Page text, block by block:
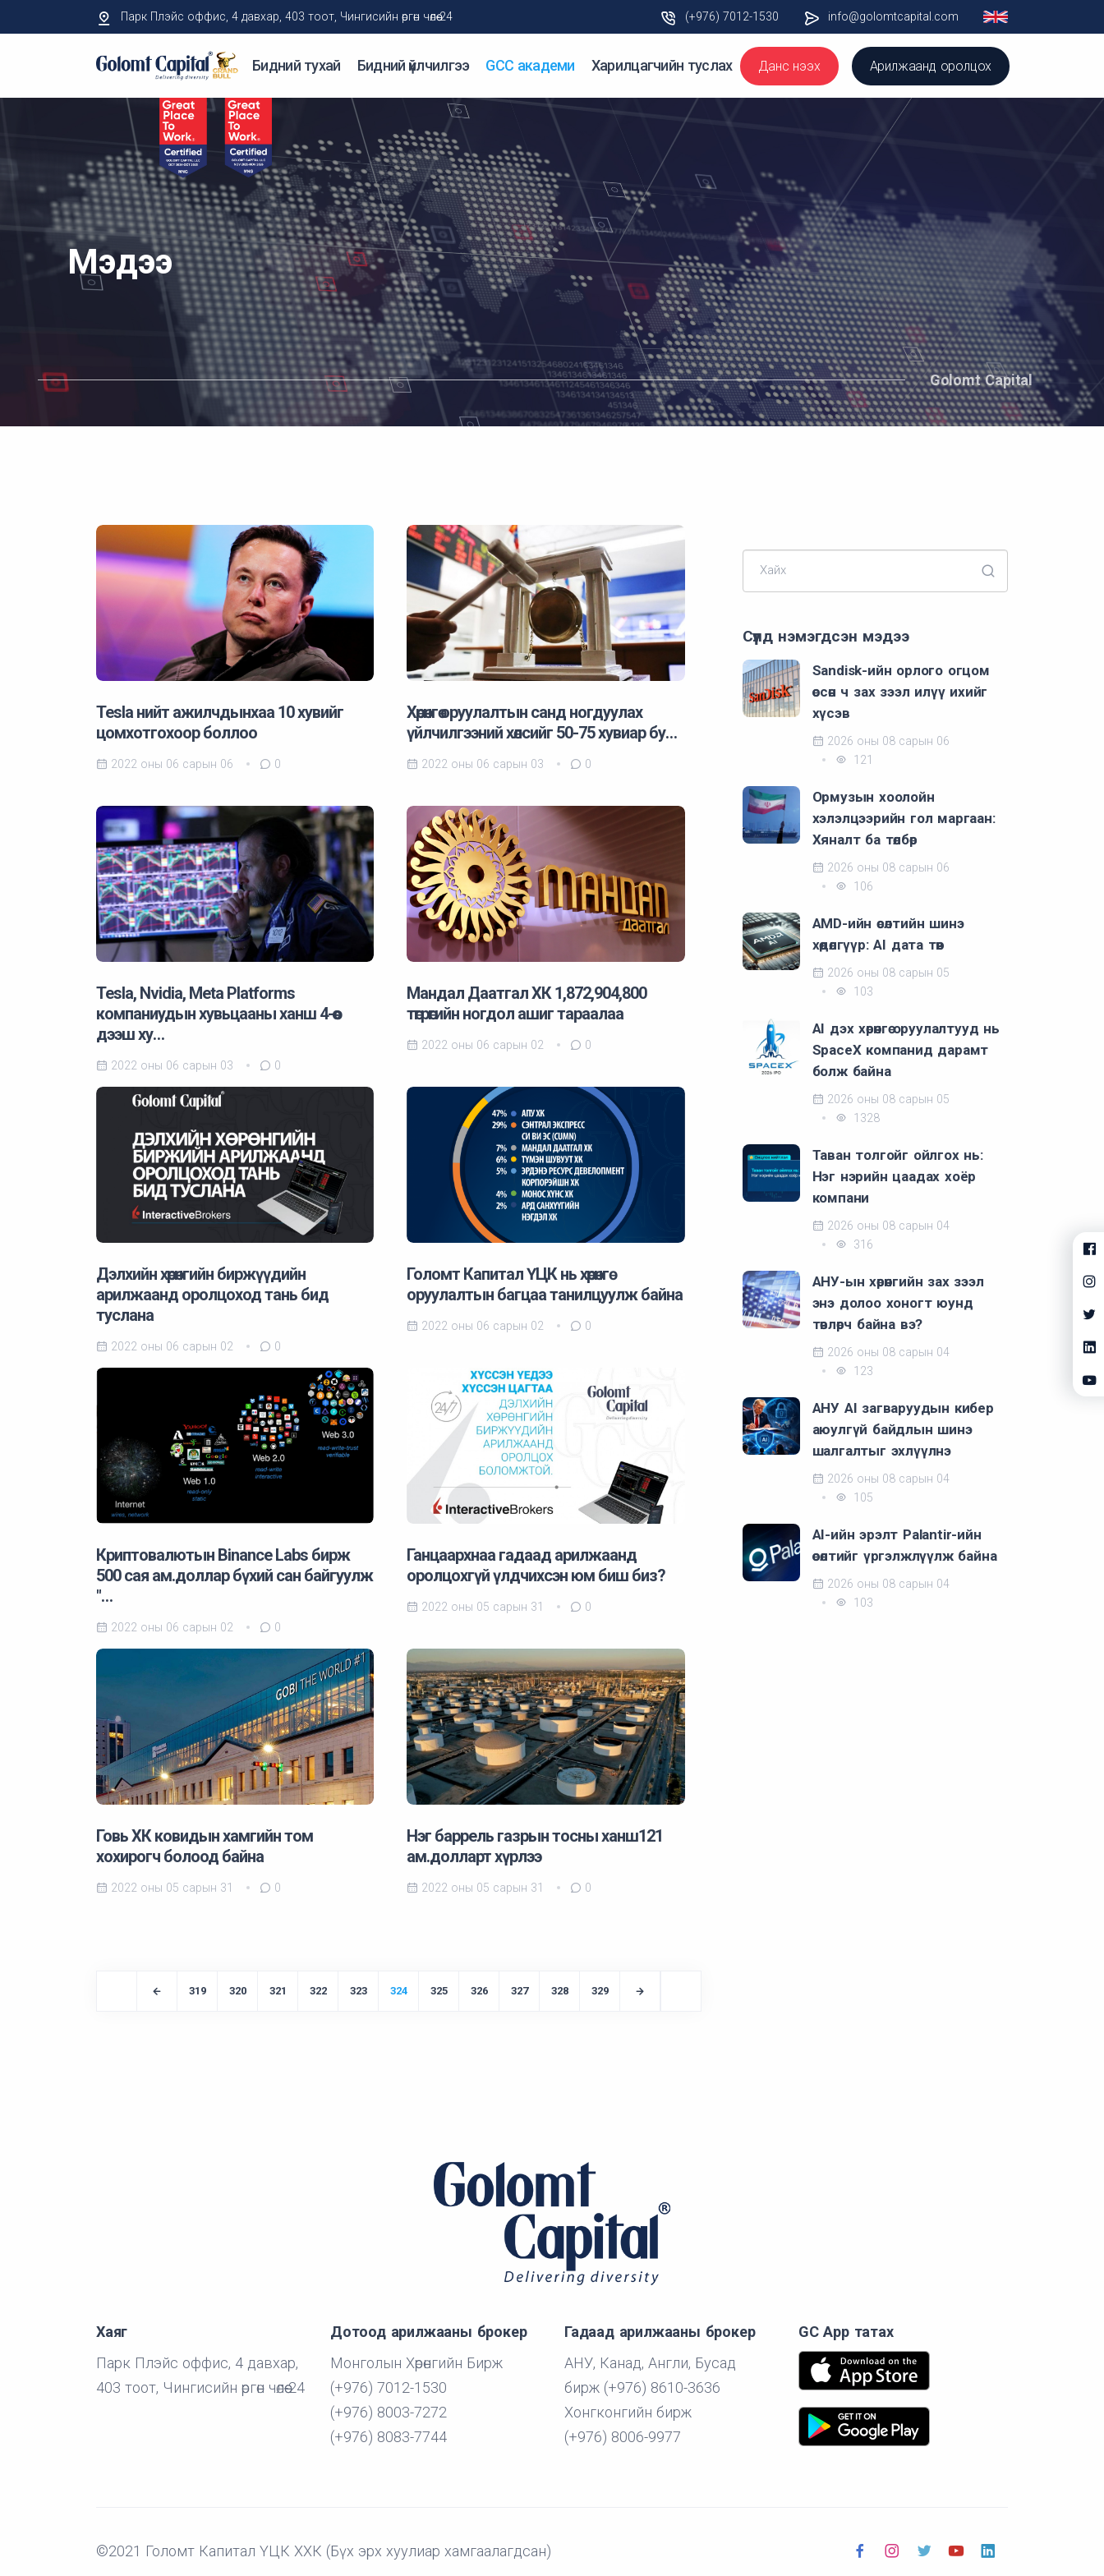
Парк Плэйс оффис, 4 давхар, 403 тоот, Чингисийн өргөн чөлөө-24 (+976) 7012-1530 info@golomtcapital.com
Бидний тухай Бидний үйлчилгээ GCC академи Харилцагчийн туслах Данс нээх Арилжаанд оролцох
Golomt Capital
Мэдээ
Tesla нийт ажилчдынхаа 10 хувийг
цомхотгохоор боллоо
2022 оны 06 сарын 06 0
Хөрөнгө оруулалтын санд ногдуулах
үйлчилгээний хөлсийг 50-75 хувиар бу…
2022 оны 06 сарын 03 0
Tesla, Nvidia, Meta Platforms
компаниудын хувьцааны ханш 4-өөс
дээш ху…
2022 оны 06 сарын 03 0
Мандал Даатгал ХК 1,872,904,800
төгрөгийн ногдол ашиг тараалаа
2022 оны 06 сарын 02 0
Дэлхийн хөрөнгийн биржүүдийн
арилжаанд оролцоход тань бид
туслана
2022 оны 06 сарын 02 0
Голомт Капитал ҮЦК нь хөрөнгө
оруулалтын багцаа танилцуулж байна
2022 оны 06 сарын 02 0
Криптовалютын Binance Labs бирж
500 сая ам.доллар бүхий сан байгуулж
"…
2022 оны 06 сарын 02 0
Ганцаархнаа гадаад арилжаанд
оролцохгүй үлдчихсэн юм биш биз?
2022 оны 05 сарын 31 0
Говь ХК ковидын хамгийн том
хохирогч болоод байна
2022 оны 05 сарын 31 0
Нэг баррель газрын тосны ханш121
ам.долларт хүрлээ
2022 оны 05 сарын 31 0
319 320 321 322 323 324 325 326 327 328 329
Хайх
Сүүлд нэмэгдсэн мэдээ
Sandisk-ийн орлого огцом
өссөн ч зах зээл илүү ихийг
хүсэв
2026 оны 08 сарын 06
121
Ормузын хоолойн
хэлэлцээрийн гол маргаан:
Хяналт ба төлбөр
2026 оны 08 сарын 06
106
AMD-ийн өсөлтийн шинэ
хөдөлгүүр: AI дата төв
2026 оны 08 сарын 05
103
AI дэх хөрөнгө оруулалтууд нь
SpaceX компанид дарамт
болж байна
2026 оны 08 сарын 05
1328
Таван толгойг ойлгох нь:
Нэг нэрийн цаадах хоёр
компани
2026 оны 08 сарын 04
316
АНУ-ын хөрөнгийн зах зээл
энэ долоо хоногт юунд
төвлөрч байна вэ?
2026 оны 08 сарын 04
123
АНУ AI загваруудын кибер
аюулгүй байдлын шинэ
шалгалтыг эхлүүлнэ
2026 оны 08 сарын 04
105
AI-ийн эрэлт Palantir-ийн
өсөлтийг үргэлжлүүлж байна
2026 оны 08 сарын 04
103
Хаяг
Парк Плэйс оффис, 4 давхар,
403 тоот, Чингисийн өргөн чөлөө-24
Дотоод арилжааны брокер
Монголын Хөрөнгийн Бирж
(+976) 7012-1530
(+976) 8003-7272
(+976) 8083-7744
Гадаад арилжааны брокер
АНУ, Канад, Англи, Бусад
бирж (+976) 8610-3636
Хонгконгийн бирж
(+976) 8006-9977
GC App татах
©2021 Голомт Капитал ҮЦК ХХК (Бүх эрх хуулиар хамгаалагдсан)